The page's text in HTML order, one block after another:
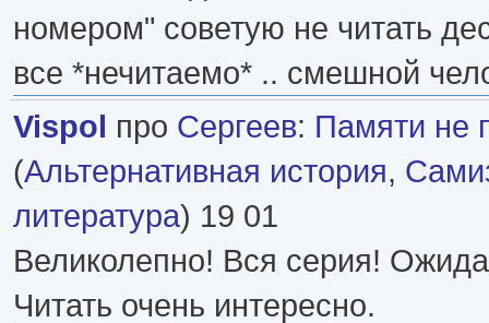
номером" советую не читать
все *нечитаемо* .. смешной
Vispol про Сергеев: Памяти не
(Альтернативная история,
литература) 19 01
Великолепно! Вся серия!
Читать очень интересно.